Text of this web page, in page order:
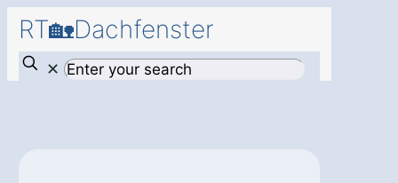
RT🏡Dachfenster
✕